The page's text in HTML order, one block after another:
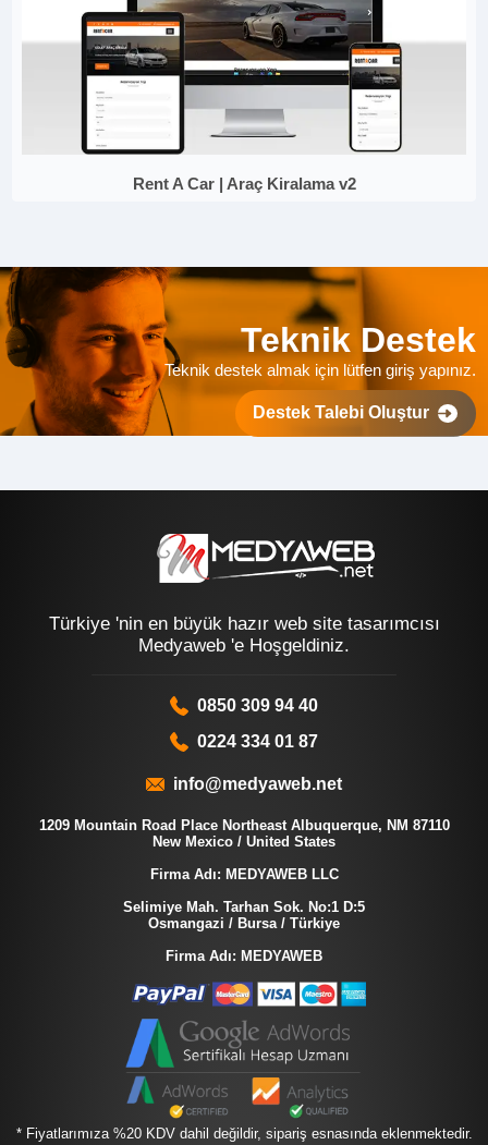
Rent A Car | Araç Kiralama v2
Teknik Destek
Teknik destek almak için lütfen giriş yapınız.
Destek Talebi Oluştur
Türkiye 'nin en büyük hazır web site tasarımcısı
Medyaweb 'e Hoşgeldiniz.
0850 309 94 40
0224 334 01 87
info@medyaweb.net
1209 Mountain Road Place Northeast Albuquerque, NM 87110
New Mexico / United States
Firma Adı: MEDYAWEB LLC
Selimiye Mah. Tarhan Sok. No:1 D:5
Osmangazi / Bursa / Türkiye
Firma Adı: MEDYAWEB
* Fiyatlarımıza %20 KDV dahil değildir, sipariş esnasında eklenmektedir.